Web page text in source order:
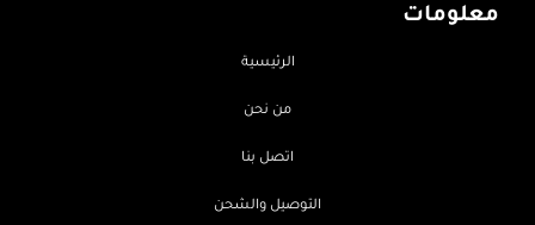
معلومات
الرئيسية
من نحن
اتصل بنا
التوصيل والشحن